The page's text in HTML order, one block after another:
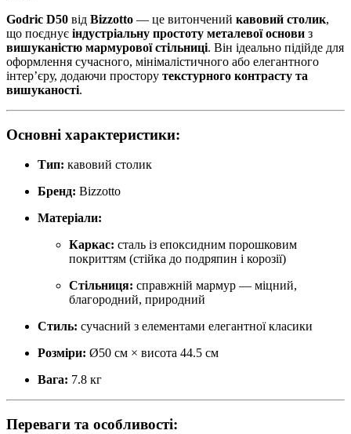
Godric D50 від Bizzotto — це витончений кавовий столик,
що поєднує індустріальну простоту металевої основи з
вишуканістю мармурової стільниці. Він ідеально підійде для
оформлення сучасного, мінімалістичного або елегантного
інтер’єру, додаючи простору текстурного контрасту та
вишуканості.
Основні характеристики:
Тип: кавовий столик
Бренд: Bizzotto
Матеріали:
Каркас: сталь із епоксидним порошковим
покриттям (стійка до подряпин і корозії)
Стільниця: справжній мармур — міцний,
благородний, природний
Стиль: сучасний з елементами елегантної класики
Розміри: Ø50 см × висота 44.5 см
Вага: 7.8 кг
Переваги та особливості: